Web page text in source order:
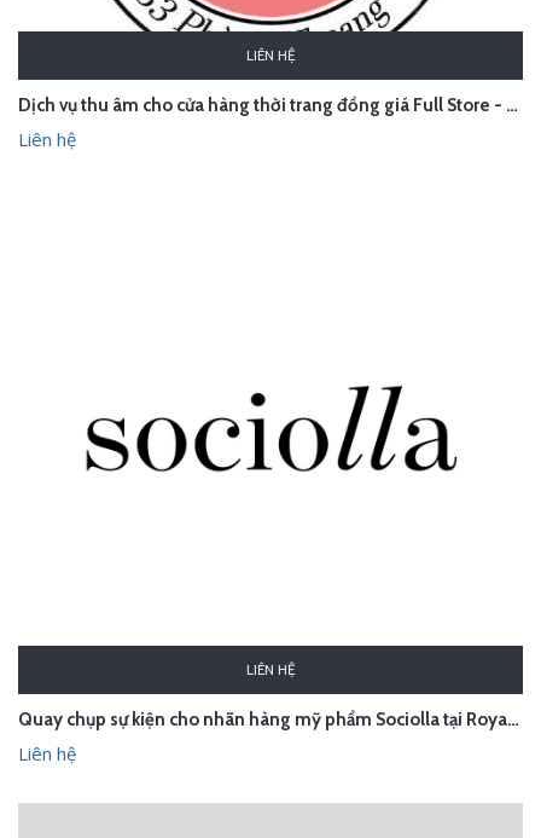
LIÊN HỆ
Dịch vụ thu âm cho cửa hàng thời trang đồng giá Full Store - Phùng Khoang
Liên hệ
LIÊN HỆ
Quay chụp sự kiện cho nhãn hàng mỹ phẩm Sociolla tại Royal City
Liên hệ